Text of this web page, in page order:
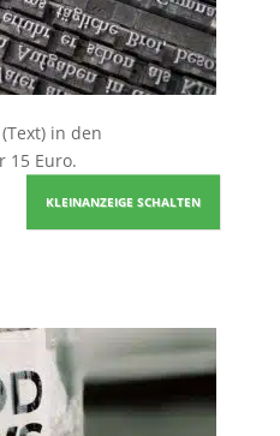
(Text) in den
15 Euro.
KLEINANZEIGE SCHALTEN